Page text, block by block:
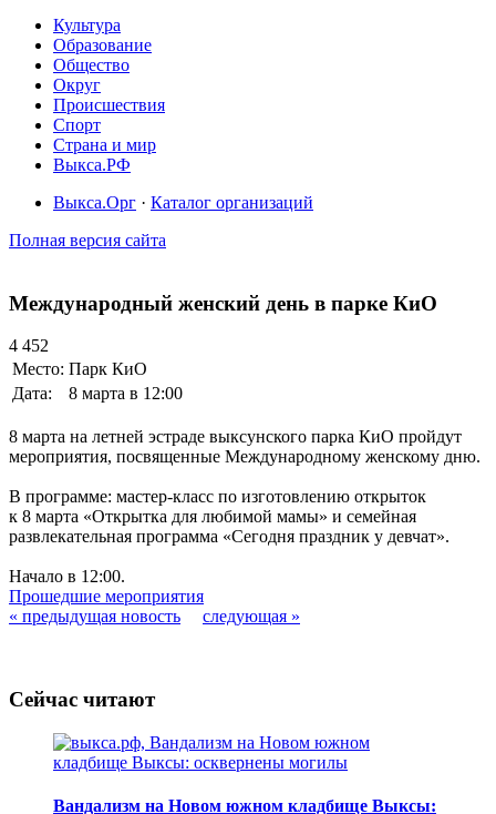
Культура
Образование
Общество
Округ
Происшествия
Спорт
Страна и мир
Выкса.РФ
Выкса.Орг · Каталог организаций
Полная версия сайта
Международный женский день в парке КиО
4 452
Место: Парк КиО
Дата:
8 марта в 12:00
8 марта на летней эстраде выксунского парка КиО пройдут
мероприятия, посвященные Международному женскому дню.
В программе: мастер-класс по изготовлению открыток
к 8 марта «Открытка для любимой мамы» и семейная
развлекательная программа «Сегодня праздник у девчат».
Начало в 12:00.
Прошедшие мероприятия
« предыдущая новость
следующая »
Сейчас читают
Вандализм на Новом южном кладбище Выксы: